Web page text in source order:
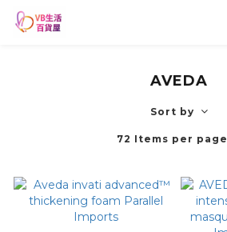
AVEDA
Sort by
72 Items per page